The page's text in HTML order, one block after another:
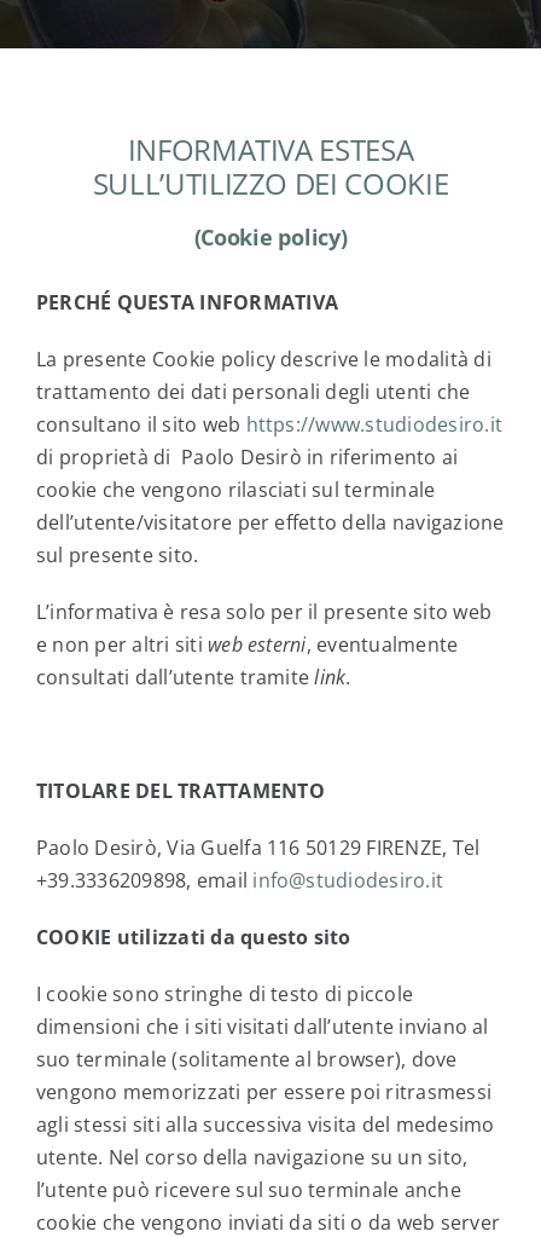
INFORMATIVA ESTESA
SULL’UTILIZZO DEI COOKIE
(Cookie policy)
PERCHÉ QUESTA INFORMATIVA
La presente Cookie policy descrive le modalità di
trattamento dei dati personali degli utenti che
consultano il sito web https://www.studiodesiro.it
di proprietà di Paolo Desirò in riferimento ai
cookie che vengono rilasciati sul terminale
dell’utente/visitatore per effetto della navigazione
sul presente sito.
L’informativa è resa solo per il presente sito web
e non per altri siti web esterni, eventualmente
consultati dall’utente tramitelink.
TITOLARE DEL TRATTAMENTO
Paolo Desirò, Via Guelfa 116 50129 FIRENZE, Tel
+39.3336209898, email info@studiodesiro.it
COOKIE utilizzati da questo sito
I cookie sono stringhe di testo di piccole
dimensioni che i siti visitati dall’utente inviano al
suo terminale (solitamente al browser), dove
vengono memorizzati per essere poi ritrasmessi
agli stessi siti alla successiva visita del medesimo
utente. Nel corso della navigazione su un sito,
l’utente può ricevere sul suo terminale anche
cookie che vengono inviati da siti o da web server